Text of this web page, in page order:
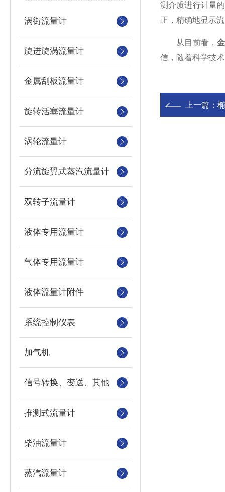
涡街流量计
旋进旋涡流量计
金属刮板流量计
旋转活塞流量计
涡轮流量计
分流旋翼式蒸汽流量计
双转子流量计
液体专用流量计
气体专用流量计
液体流量计附件
系统控制仪表
加气机
信号转换、变送、其他
推测式流量计
柴油流量计
蒸汽流量计
测介质进行计量
正，精确地显示
从目前看，
信，随着科学技
上一篇：